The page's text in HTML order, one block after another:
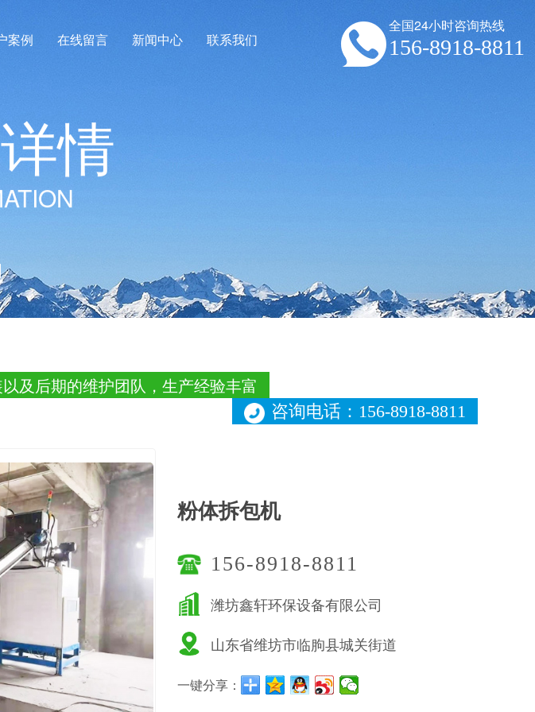
案例 在线留言 新闻中心 联系我们
全国24小时咨询热线
156-8918-8811
详情
及后期的维护团队，生产经验丰富
咨询电话：156-8918-8811
粉体拆包机
156-8918-8811
潍坊鑫轩环保设备有限公司
山东省维坊市临朐县城关街道
一键分享：